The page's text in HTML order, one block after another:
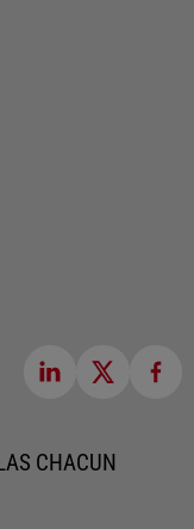
CHACUN